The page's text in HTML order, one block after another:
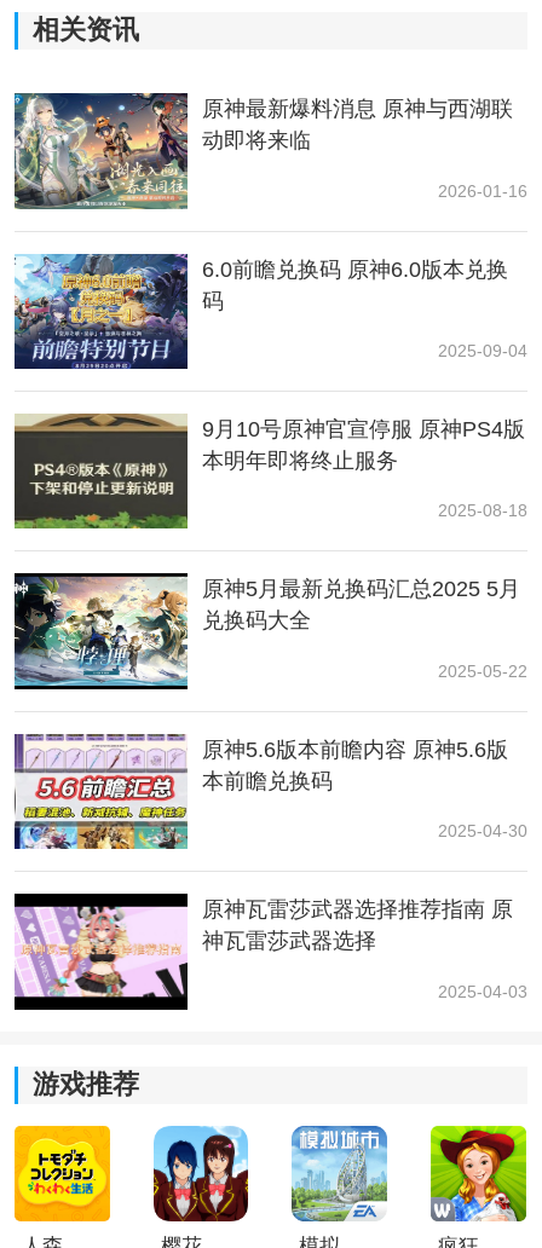
二、技能与天赋分析
技可以召唤出一个常驻的召唤物，能在后台持续触发月
结晶并挂岩。在满辉状态下，莉奈娅甚至能将岩抗降低
至30%。而她的元素爆发则提供后台治疗，解放了护盾
位，进一步提升了团队的生存能力。其固有天赋将防御
收益更高，从而显著提高结晶伤害。
三、命座与养成建议
关于莉奈娅的命座，0命的状态就已经足够用，2命可以
玩家来说，强氪命座并非必要，0命搭配四星角色也能稳
定就业。在养成方面，优先堆防御力，其次是充能与双
暴。圣遗物方面，推荐使用4件华馆套装以最大化防御与
岩伤;过渡期可选择2件华馆+2件千岩。具体来说，沙漏选
防御沙，杯子可选择岩伤或防御，头冠则建议防御或暴
击。
副词条优先级方面，防御百分比&gt;充能&gt;双暴&gt;元
素精通，确保团队循环流畅。
四、武器选择
莉奈娅的武器选择方面，优先考虑专武，以提升增伤与
防御加成。如果是平民玩家，可以选择西风猎弓以保证
充能循环，或者弹弓来提升暴击与副C伤害。低成本的满
五、配队推荐
在配队方面，围绕月结晶体系与传统岩队展开。顶配月
则负责挂元素，叶洛亚补充护盾与生存，整个团队在输
出和生存上都展现出色表现。而传统岩队可替换为：一
斗/千织+莉奈娅+五郎+钟离，双防御拐的叠加使得输出
与生存并存。此外，莉奈娅还可以融入娜维娅的结晶
队，替代传统奶妈，使队伍更加灵活。
相关资讯
原神最新爆料消息 原神与西湖联
动即将来临
2026-01-16
6.0前瞻兑换码 原神6.0版本兑换
码
2025-09-04
9月10号原神官宣停服 原神PS4版
本明年即将终止服务
2025-08-18
原神5月最新兑换码汇总2025 5月
兑换码大全
2025-05-22
原神5.6版本前瞻内容 原神5.6版
本前瞻兑换码
2025-04-30
原神瓦雷莎武器选择推荐指南 原
神瓦雷莎武器选择
2025-04-03
游戏推荐